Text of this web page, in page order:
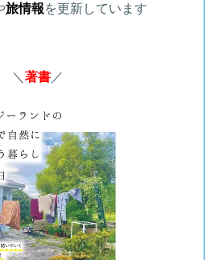
旅情報を更新しています
＼ 著書 ／